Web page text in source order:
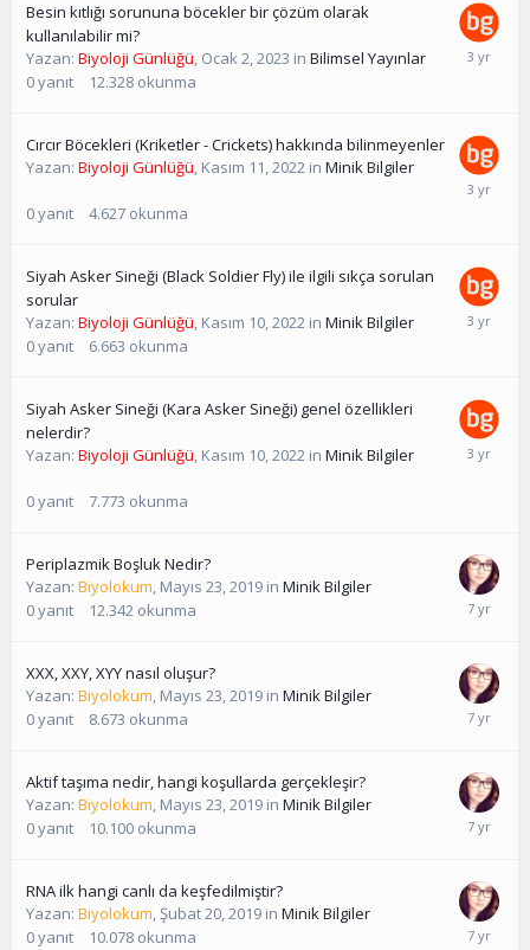
Besin kıtlığı sorununa böcekler bir çözüm olarak
kullanılabilir mi?
Yazan: Biyoloji Günlüğü, Ocak 2, 2023 in Bilimsel Yayınlar
0yanıt 12.328 okunma
Cırcır Böcekleri (Kriketler - Crickets) hakkında bilinmeyenler
Yazan: Biyoloji Günlüğü, Kasım 11, 2022 in Minik Bilgiler
0yanıt 4.627 okunma
Siyah Asker Sineği (Black Soldier Fly) ile ilgili sıkça sorulan
sorular
Yazan: Biyoloji Günlüğü, Kasım 10, 2022 in Minik Bilgiler
0yanıt 6.663 okunma
Siyah Asker Sineği (Kara Asker Sineği) genel özellikleri
nelerdir?
Yazan: Biyoloji Günlüğü, Kasım 10, 2022 in Minik Bilgiler
0yanıt 7.773 okunma
Periplazmik Boşluk Nedir?
Yazan: Biyolokum, Mayıs 23, 2019 in Minik Bilgiler
0yanıt 12.342 okunma
XXX, XXY, XYY nasıl oluşur?
Yazan: Biyolokum, Mayıs 23, 2019 in Minik Bilgiler
0yanıt 8.673 okunma
Aktif taşıma nedir, hangi koşullarda gerçekleşir?
Yazan: Biyolokum, Mayıs 23, 2019 in Minik Bilgiler
0yanıt 10.100 okunma
RNA ilk hangi canlı da keşfedilmiştir?
Yazan: Biyolokum,Şubat 20, 2019 in Minik Bilgiler
0yanıt 10.078 okunma